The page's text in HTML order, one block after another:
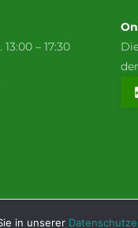
– 17:30
Kontakt
in unserer